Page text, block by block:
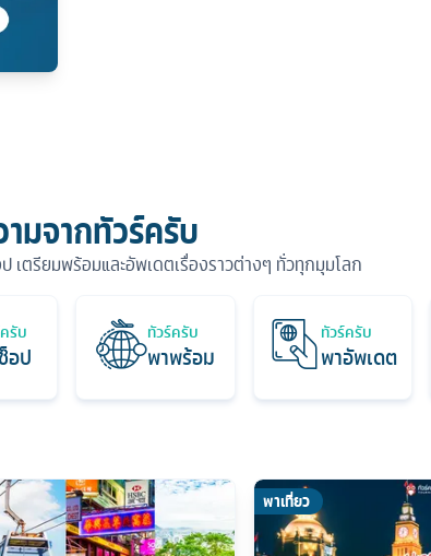
มจากทัวร์ครับ
เตรียมพร้อมและอัพเดตเรื่องราวต่างๆ ทั่วทุกมุมโลก
รับ
อป
ทัวร์ครับ
พาพร้อม
ทัวร์ครับ
พาอัพเดต
พาเที่ยว